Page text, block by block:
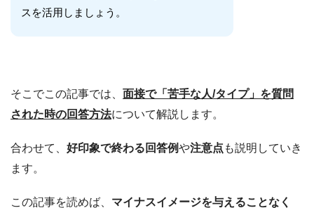
スを活用しましょう。
そこでこの記事では、 面接で「苦手な人/タイプ」を質問
された時の回答方法について解説します。
合わせて、 好印象で終わる回答例や注意点 も説明していき
ます。
この記事を読めば、 マイナスイメージを与えることなく